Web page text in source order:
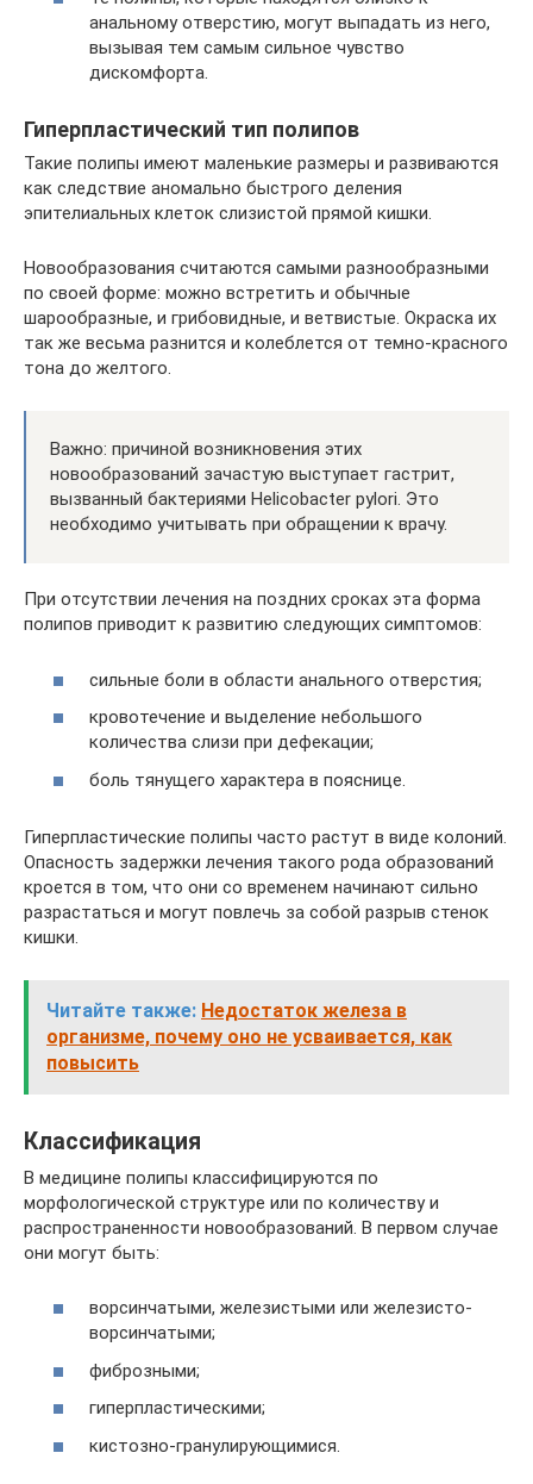
анальному отверстию, могут выпадать из него,
вызывая тем самым сильное чувство
дискомфорта.
Гиперпластический тип полипов
Такие полипы имеют маленькие размеры и развиваются
как следствие аномально быстрого деления
эпителиальных клеток слизистой прямой кишки.
Новообразования считаются самыми разнообразными
по своей форме: можно встретить и обычные
шарообразные, и грибовидные, и ветвистые. Окраска их
так же весьма разнится и колеблется от темно-красного
тона до желтого.
Важно: причиной возникновения этих
новообразований зачастую выступает гастрит,
вызванный бактериями Helicobacter pylori. Это
необходимо учитывать при обращении к врачу.
При отсутствии лечения на поздних сроках эта форма
полипов приводит к развитию следующих симптомов:
сильные боли в области анального отверстия;
кровотечение и выделение небольшого
количества слизи при дефекации;
боль тянущего характера в пояснице.
Гиперпластические полипы часто растут в виде колоний.
Опасность задержки лечения такого рода образований
кроется в том, что они со временем начинают сильно
разрастаться и могут повлечь за собой разрыв стенок
кишки.
Читайте также: Недостаток железа в
организме, почему оно не усваивается, как
повысить
Классификация
В медицине полипы классифицируются по
морфологической структуре или по количеству и
распространенности новообразований. В первом случае
они могут быть:
ворсинчатыми, железистыми или железисто-
ворсинчатыми;
фиброзными;
гиперпластическими;
кистозно-гранулирующимися.